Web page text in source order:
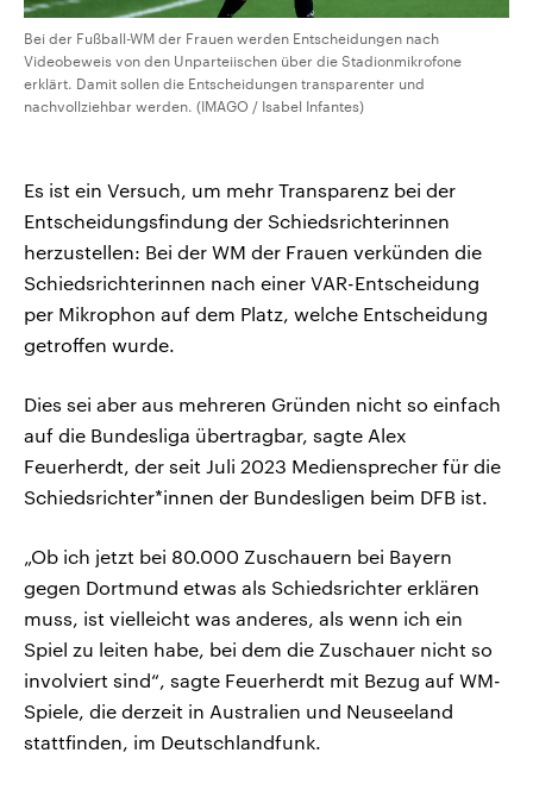
Bei der Fußball-WM der Frauen werden Entscheidungen nach
Videobeweis von den Unparteiischen über die Stadionmikrofone
erklärt. Damit sollen die Entscheidungen transparenter und
nachvollziehbar werden. (IMAGO / Isabel Infantes)
Es ist ein Versuch, um mehr Transparenz bei der
Entscheidungsfindung der Schiedsrichterinnen
herzustellen: Bei der WM der Frauen verkünden die
Schiedsrichterinnen nach einer VAR-Entscheidung
per Mikrophon auf dem Platz, welche Entscheidung
getroffen wurde.
Dies sei aber aus mehreren Gründen nicht so einfach
auf die Bundesliga übertragbar, sagte Alex
Feuerherdt, der seit Juli 2023 Mediensprecher für die
Schiedsrichter*innen der Bundesligen beim DFB ist.
„Ob ich jetzt bei 80.000 Zuschauern bei Bayern
gegen Dortmund etwas als Schiedsrichter erklären
muss, ist vielleicht was anderes, als wenn ich ein
Spiel zu leiten habe, bei dem die Zuschauer nicht so
involviert sind“, sagte Feuerherdt mit Bezug auf WM-
Spiele, die derzeit in Australien und Neuseeland
stattfinden, im Deutschlandfunk.